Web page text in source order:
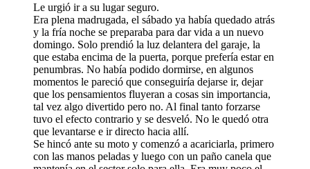
Le urgió ir a su lugar seguro.
Era plena madrugada, el sábado ya había quedado atrás
y la fría noche se preparaba para dar vida a un nuevo
domingo. Solo prendió la luz delantera del garaje, la
que estaba encima de la puerta, porque prefería estar en
penumbras. No había podido dormirse, en algunos
momentos le pareció que conseguiría dejarse ir, dejar
que los pensamientos fluyeran a cosas sin importancia,
tal vez algo divertido pero no. Al final tanto forzarse
tuvo el efecto contrario y se desveló. No le quedó otra
que levantarse e ir directo hacia allí.
Se hincó ante su moto y comenzó a acariciarla, primero
con las manos peladas y luego con un paño canela que